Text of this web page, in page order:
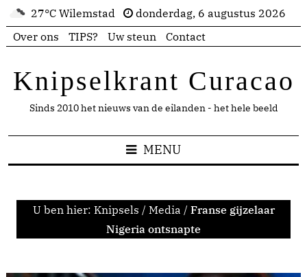
27°C Wilemstad
donderdag, 6 augustus 2026
Over ons
TIPS? Uw steun Contact
Knipselkrant Curacao
Sinds 2010 het nieuws van de eilanden - het hele beeld
MENU
U ben hier: Knipsels / Media / Franse gijzelaar
Nigeria ontsnapte